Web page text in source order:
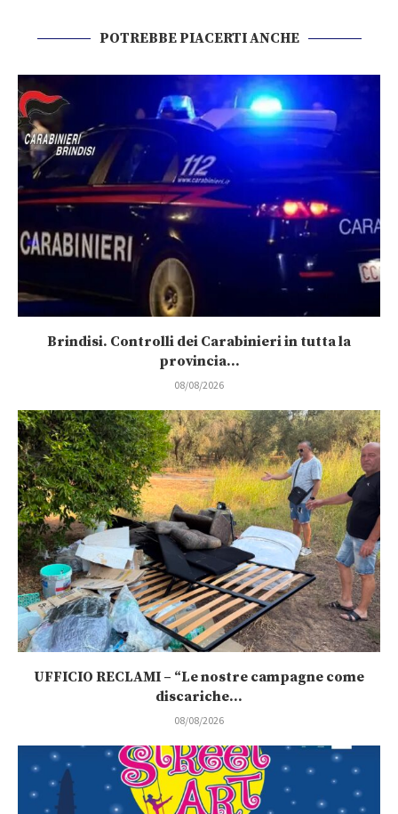
POTREBBE PIACERTI ANCHE
Brindisi. Controlli dei Carabinieri in tutta la
provincia...
08/08/2026
UFFICIO RECLAMI – “Le nostre campagne come
discariche...
08/08/2026